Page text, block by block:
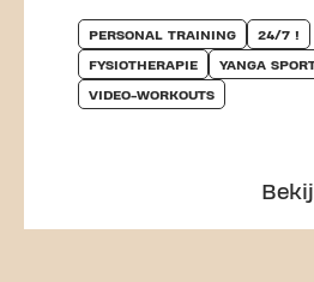
PERSONAL TRAINING 24/7 !
FYSIOTHERAPIE YANGA
VIDEO-WORKOUTS